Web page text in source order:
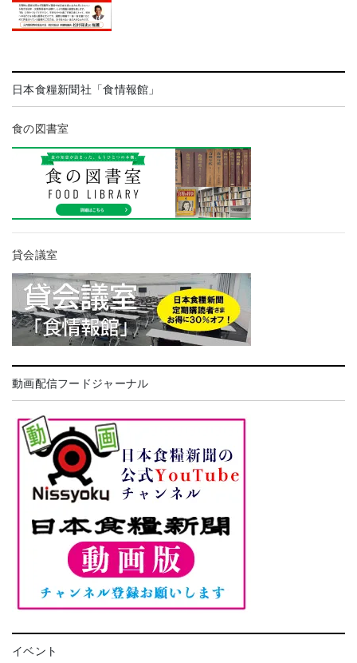
日本食糧新聞社「食情報館」
食の図書室
貸会議室
動画配信フードジャーナル
イベント